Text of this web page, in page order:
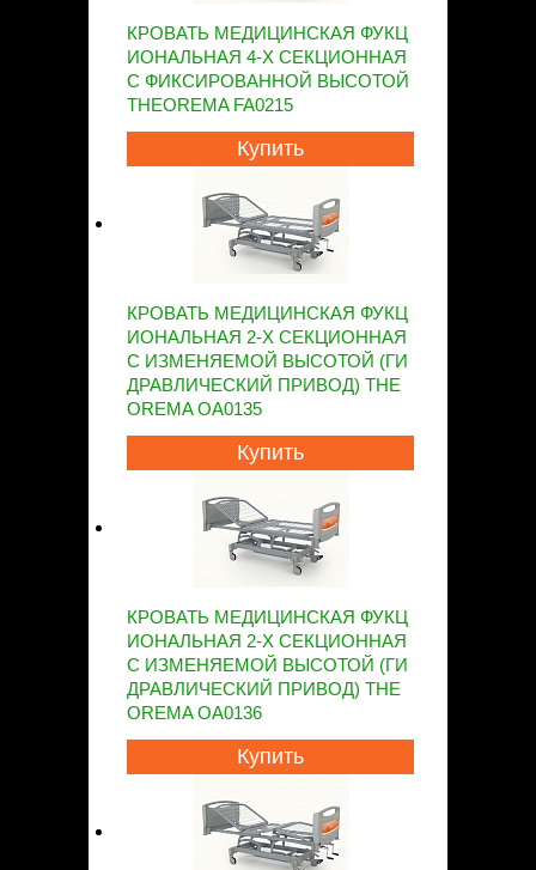
КРОВАТЬ МЕДИЦИНСКАЯ ФУКЦ
ИОНАЛЬНАЯ 4-Х СЕКЦИОННАЯ
С ФИКСИРОВАННОЙ ВЫСОТОЙ
THEOREMA FA0215
Купить
КРОВАТЬ МЕДИЦИНСКАЯ ФУКЦ
ИОНАЛЬНАЯ 2-Х СЕКЦИОННАЯ
С ИЗМЕНЯЕМОЙ ВЫСОТОЙ (ГИ
ДРАВЛИЧЕСКИЙ ПРИВОД) THE
OREMA OA0135
Купить
КРОВАТЬ МЕДИЦИНСКАЯ ФУКЦ
ИОНАЛЬНАЯ 2-Х СЕКЦИОННАЯ
С ИЗМЕНЯЕМОЙ ВЫСОТОЙ (ГИ
ДРАВЛИЧЕСКИЙ ПРИВОД) THE
OREMA OA0136
Купить